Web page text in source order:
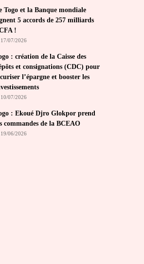
Togo et la Banque mondiale
5 accords de 257 milliards
!
17/07/2026
: création de la Caisse des
et consignations (CDC) pour
l’épargne et booster les
10/07/2026
: Ekoué Djro Glokpor prend
commandes de la BCEAO
19/06/2026